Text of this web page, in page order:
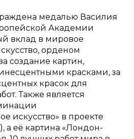
медалью Василия
Академии
вклад в мировое
орденом
создание картин,
красками, за
красок для
Также является
искусство» в проекте
а её картина «Лондон-